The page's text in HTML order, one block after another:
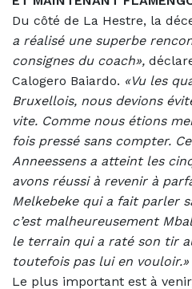
Du côté de La Hestre, la
a réalisé une superbe
consignes du coach»,
Calogero Baiardo. «Vu les
Bruxellois, nous devions
vite. Comme nous étions
fois pressé sans compter.
Anneessens a atteint les
avons réussi à revenir à
Melkebeke qui a fait parler
c’est malheureusement
le terrain qui a raté son tir
toutefois pas lui en vouloir.»
Le plus important est à